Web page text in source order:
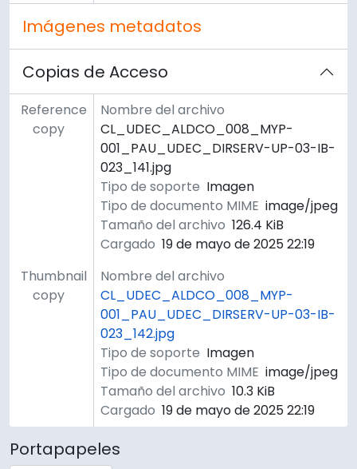
Imágenes metadatos
Copias de Acceso
Reference
copy
Nombre del archivo
CL_UDEC_ALDCO_008_MYP-
001_PAU_UDEC_DIRSERV-UP-03-IB-
023_141.jpg
Tipo de soporte Imagen
Tipo de documento MIME image/jpeg
Tamaño del archivo 126.4 KiB
Cargado 19 de mayo de 2025 22:19
Thumbnail
copy
Nombre del archivo
CL_UDEC_ALDCO_008_MYP-
001_PAU_UDEC_DIRSERV-UP-03-IB-
023_142.jpg
Tipo de soporte Imagen
Tipo de documento MIME image/jpeg
Tamaño del archivo 10.3 KiB
Cargado 19 de mayo de 2025 22:19
Portapapeles